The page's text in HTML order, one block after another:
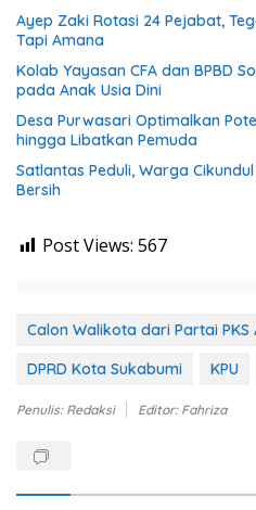
Ayep Zaki Rotasi 24 Pejabat,
Tapi Amana
Kolab Yayasan CFA dan BPBD
pada Anak Usia Dini
Desa Purwasari Optimalkan
hingga Libatkan Pemuda
Satlantas Peduli, Warga
Bersih
Post Views: 567
Calon Walikota dari Partai PKS
DPRD Kota Sukabumi
KPU
Penulis: Redaksi Editor: Fahriza